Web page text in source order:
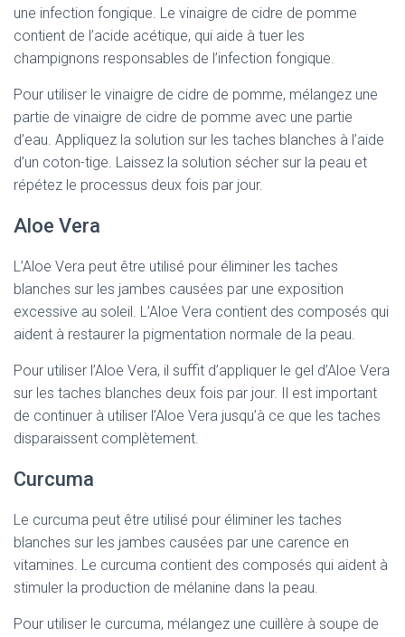
une infection fongique. Le vinaigre de cidre de pomme
contient de l’acide acétique, qui aide à tuer les
champignons responsables de l’infection fongique.
Pour utiliser le vinaigre de cidre de pomme, mélangez une
partie de vinaigre de cidre de pomme avec une partie
d’eau. Appliquez la solution sur les taches blanches à l’aide
d’un coton-tige. Laissez la solution sécher sur la peau et
répétez le processus deux fois par jour.
Aloe Vera
L’Aloe Vera peut être utilisé pour éliminer les taches
blanches sur les jambes causées par une exposition
excessive au soleil. L’Aloe Vera contient des composés qui
aident à restaurer la pigmentation normale de la peau.
Pour utiliser l’Aloe Vera, il suffit d’appliquer le gel d’Aloe Vera
sur les taches blanches deux fois par jour. Il est important
de continuer à utiliser l’Aloe Vera jusqu’à ce que les taches
disparaissent complètement.
Curcuma
Le curcuma peut être utilisé pour éliminer les taches
blanches sur les jambes causées par une carence en
vitamines. Le curcuma contient des composés qui aident à
stimuler la production de mélanine dans la peau.
Pour utiliser le curcuma, mélangez une cuillère à soupe de